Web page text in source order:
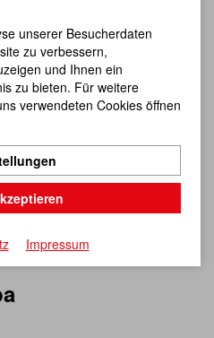
unserer Besucherdaten
zu verbessern,
und Ihnen ein
zu bieten. Für weitere
verwendeten Cookies öffnen
Impressum